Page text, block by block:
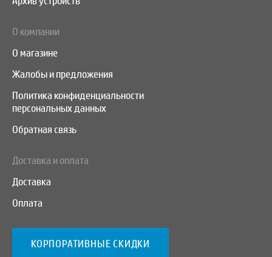
О компании
О магазине
Жалобы и предложения
Политика конфиденциальности
персональных данных
Обратная связь
Доставка и оплата
Доставка
Оплата
КОРПОРАТИВНЫЕ СКИДКИ